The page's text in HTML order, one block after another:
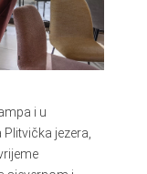
i u
jezera,